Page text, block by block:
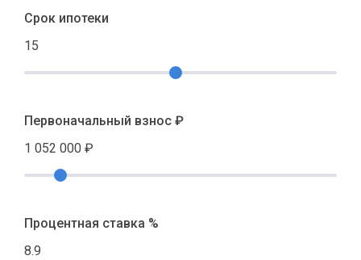
Срок ипотеки
15
Первоначальный взнос ₽
1 052 000 ₽
Процентная ставка %
8.9